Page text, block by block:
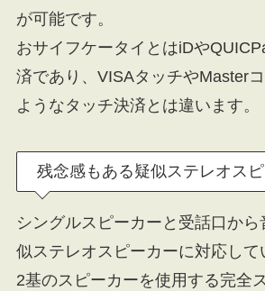
が可能です。
おサイフケータイとはiDや
済であり、VISAタッチやMaster
ようなタッチ決済とは違います。
残念感もある疑似ステレオス
シングルスピーカーと受話口か
似ステレオスピーカーに対応して
2基のスピーカーを使用する完全